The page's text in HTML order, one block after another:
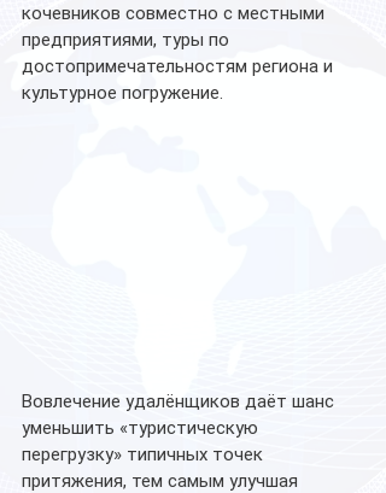
кочевников совместно с местными
предприятиями, туры по
достопримечательностям региона и
культурное погружение.
Вовлечение удалёнщиков даёт шанс
уменьшить «туристическую
перегрузку» типичных точек
притяжения, тем самым улучшая